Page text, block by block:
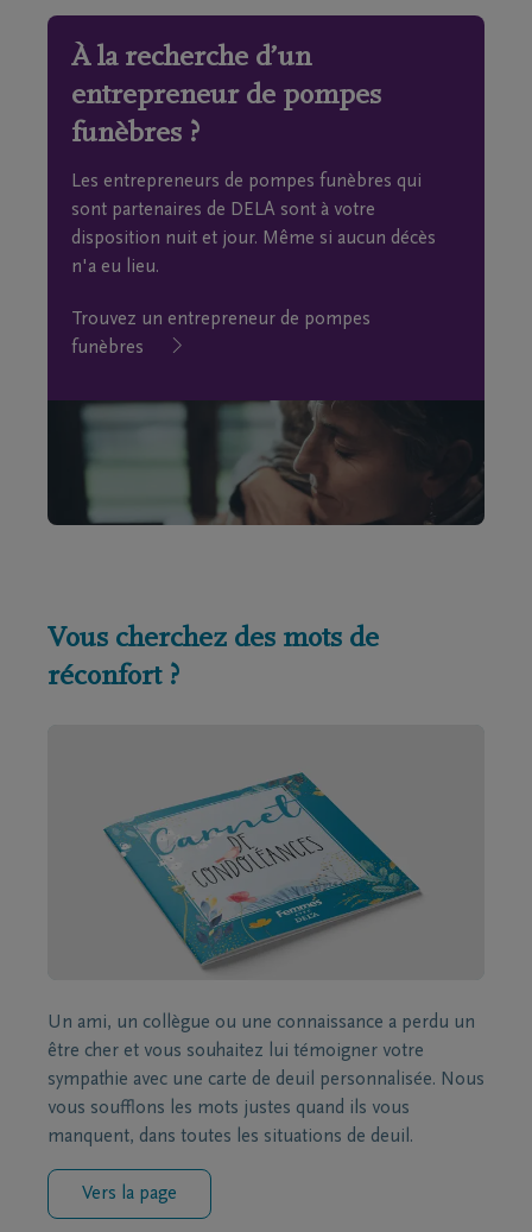
À la recherche d’un
entrepreneur de pompes
funèbres ?
Les entrepreneurs de pompes funèbres qui
sont partenaires de DELA sont à votre
disposition nuit et jour. Même si aucun décès
n'a eu lieu.
Trouvez un entrepreneur de pompes
funèbres
Vous cherchez des mots de
réconfort ?
Un ami, un collègue ou une connaissance a perdu un
être cher et vous souhaitez lui témoigner votre
sympathie avec une carte de deuil personnalisée. Nous
vous soufflons les mots justes quand ils vous
manquent, dans toutes les situations de deuil.
Vers la page